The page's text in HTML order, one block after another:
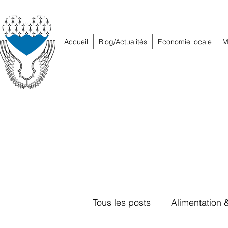
Accueil Blog/Actualités Economie locale
Tous les posts Alimentation